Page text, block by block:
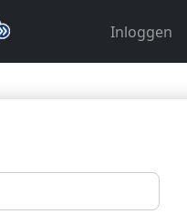
Inloggen